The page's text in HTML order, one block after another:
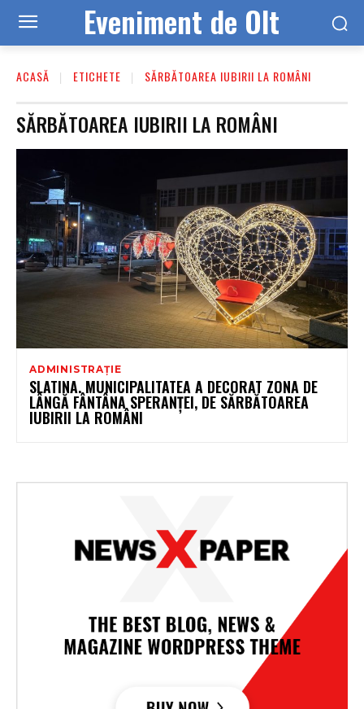
Eveniment de Olt
ACASĂ ETICHETE SĂRBĂTOAREA IUBIRII LA ROMÂNI
SĂRBĂTOAREA IUBIRII LA ROMÂNI
ADMINISTRAȚIE
SLATINA. MUNICIPALITATEA A DECORAT ZONA DE
LÂNGĂ FÂNTÂNA SPERANȚEI, DE SĂRBĂTOAREA
IUBIRII LA ROMÂNI